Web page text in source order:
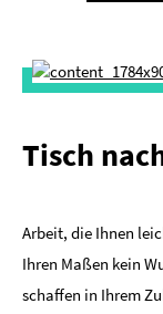
Tisch
Arbeit, die Ihnen
Ihren Maßen kein
schaffen in Ihrem